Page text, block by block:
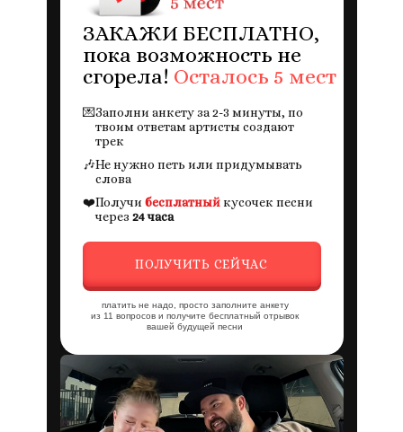
ЗАКАЖИ БЕСПЛАТНО,
пока возможность не
сгорела! Осталось 5 мест
💌Заполни анкету за 2-3 минуты, по
твоим ответам артисты создают
трек
🎶Не нужно петь или придумывать
слова
❤️Получи бесплатныйкусочек песни
через 24 часа
ПОЛУЧИТЬ СЕЙЧАС
платить не надо, просто заполните анкету
из 11 вопросов и получите бесплатный отрывок
вашей будущей песни